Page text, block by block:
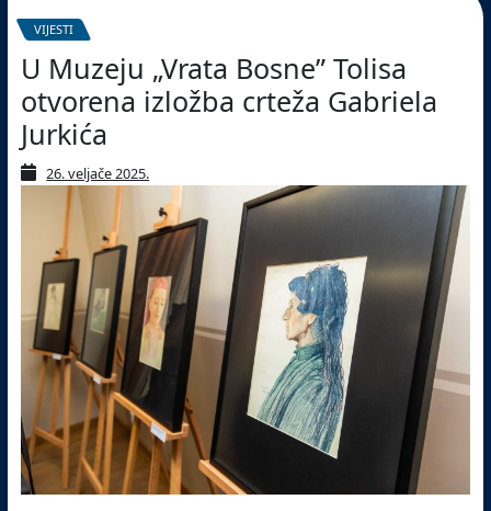
VIJESTI
U Muzeju „Vrata Bosne” Tolisa
otvorena izložba crteža Gabriela
Jurkića
26. veljače 2025.